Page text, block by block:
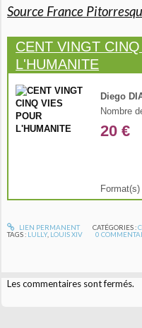
Source France
CENT VINGT
L'HUMANITE
Diego
Nombre
20 €
Format(s)
LIEN PERMANENT CATÉGORIES :
TAGS : LULLY, LOUIS XIV 0
Les commentaires sont fermés.